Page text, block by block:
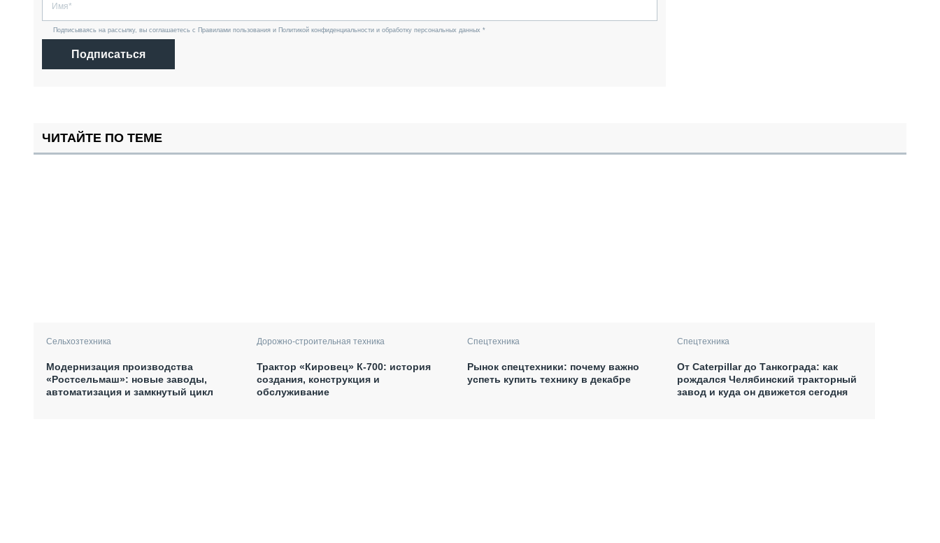
Подписываясь на рассылку, вы соглашаетесь с Правилами пользования и Политикой конфиденциальности и обработку персональных данных *
Подписаться
ЧИТАЙТЕ ПО ТЕМЕ
Сельхозтехника
Модернизация производства
«Ростсельмаш»: новые заводы,
автоматизация и замкнутый цикл
Дорожно-строительная техника
Трактор «Кировец» К-700: история
создания, конструкция и
обслуживание
Спецтехника
Рынок спецтехники: почему важно
успеть купить технику в декабре
Спецтехника
От Caterpillar до Танкограда: как
рождался Челябинский тракторный
завод и куда он движется сегодня